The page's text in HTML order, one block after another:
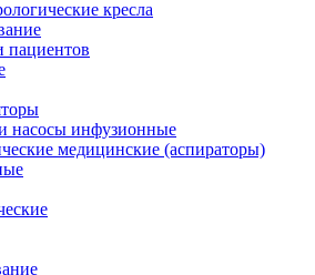
кресла
пациентов
насосы инфузионные
медицинские (аспираторы)